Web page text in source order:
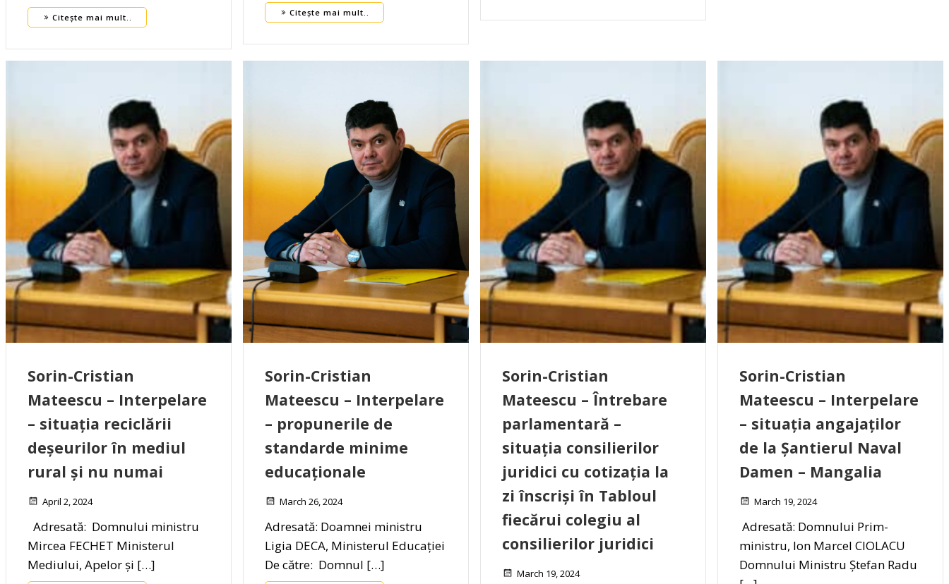
Citește mai mult.. Citește mai mult..
Sorin-Cristian
Mateescu – Interpelare
– situația reciclării
deșeurilor în mediul
rural și nu numai
April 2, 2024
Adresată: Domnului ministru
Mircea FECHET Ministerul
Mediului, Apelor și […]
Sorin-Cristian
Mateescu – Interpelare
– propunerile de
standarde minime
educaționale
March 26, 2024
Adresată: Doamnei ministru
Ligia DECA, Ministerul Educației
De către: Domnul […]
Sorin-Cristian
Mateescu – Întrebare
parlamentară –
situația consilierilor
juridici cu cotizația la
zi înscriși în Tabloul
fiecărui colegiu al
consilierilor juridici
March 19, 2024
Sorin-Cristian
Mateescu – Interpelare
– situația angajaților
de la Șantierul Naval
Damen – Mangalia
March 19, 2024
Adresată: Domnului Prim-
ministru, Ion Marcel CIOLACU
Domnului Ministru Ștefan Radu